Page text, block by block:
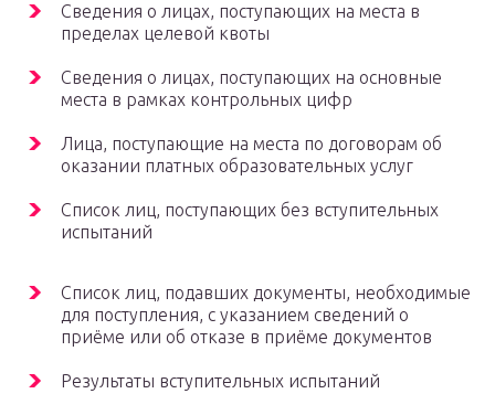
Сведения о лицах, поступающих на места в
пределах целевой квоты
Сведения о лицах, поступающих на основные
места в рамках контрольных цифр
Лица, поступающие на места по договорам об
оказании платных образовательных услуг
Список лиц, поступающих без вступительных
испытаний
Список лиц, подавших документы, необходимые
для поступления, с указанием сведений о
приёме или об отказе в приёме документов
Результаты вступительных испытаний